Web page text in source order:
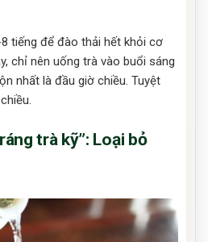
tiếng để đào thải hết khỏi cơ
chỉ nên uống trà vào buổi sáng
nhất là đầu giờ chiều. Tuyệt
trà kỹ”: Loại bỏ